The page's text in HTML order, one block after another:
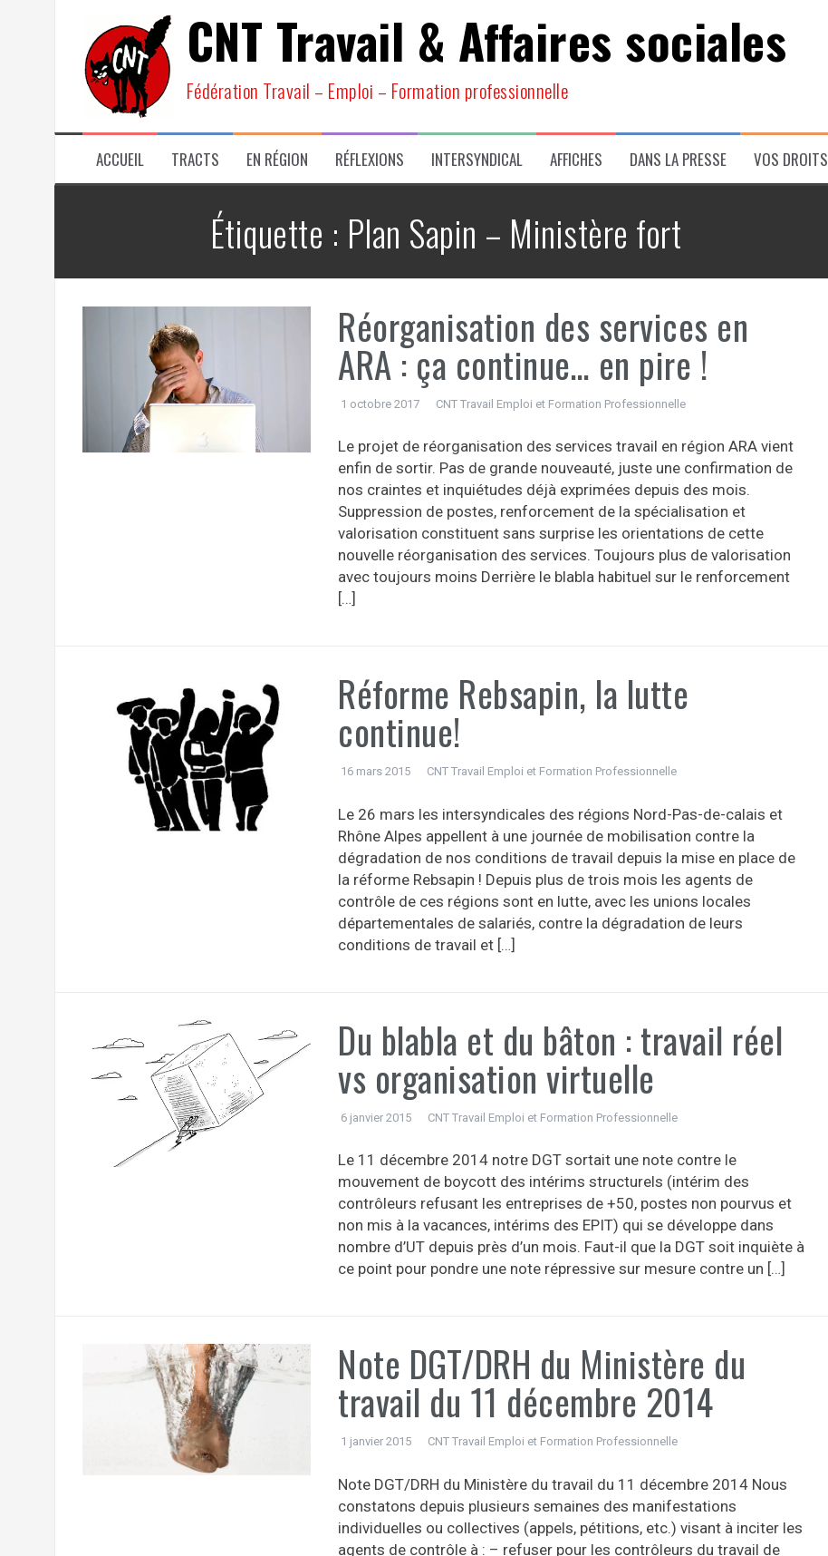
CNT Travail & Affaires sociales
Fédération Travail – Emploi – Formation professionnelle
ACCUEIL TRACTS EN RÉGION RÉFLEXIONS INTERSYNDICAL AFFICHES DANS LA PRESSE VOS DROITS
Étiquette : Plan Sapin – Ministère fort
Réorganisation des services en
ARA : ça continue… en pire !
1 octobre 2017 CNT Travail Emploi et Formation Professionnelle
Le projet de réorganisation des services travail en région ARA vient
enfin de sortir. Pas de grande nouveauté, juste une confirmation de
nos craintes et inquiétudes déjà exprimées depuis des mois.
Suppression de postes, renforcement de la spécialisation et
valorisation constituent sans surprise les orientations de cette
nouvelle réorganisation des services. Toujours plus de valorisation
avec toujours moins Derrière le blabla habituel sur le renforcement
[…]
Réforme Rebsapin, la lutte
continue!
16 mars 2015 CNT Travail Emploi et Formation Professionnelle
Le 26 mars les intersyndicales des régions Nord-Pas-de-calais et
Rhône Alpes appellent à une journée de mobilisation contre la
dégradation de nos conditions de travail depuis la mise en place de
la réforme Rebsapin ! Depuis plus de trois mois les agents de
contrôle de ces régions sont en lutte, avec les unions locales
départementales de salariés, contre la dégradation de leurs
conditions de travail et […]
Du blabla et du bâton : travail réel
vs organisation virtuelle
6 janvier 2015 CNT Travail Emploi et Formation Professionnelle
Le 11 décembre 2014 notre DGT sortait une note contre le
mouvement de boycott des intérims structurels (intérim des
contrôleurs refusant les entreprises de +50, postes non pourvus et
non mis à la vacances, intérims des EPIT) qui se développe dans
nombre d’UT depuis près d’un mois. Faut-il que la DGT soit inquiète à
ce point pour pondre une note répressive sur mesure contre un […]
Note DGT/DRH du Ministère du
travail du 11 décembre 2014
1 janvier 2015 CNT Travail Emploi et Formation Professionnelle
Note DGT/DRH du Ministère du travail du 11 décembre 2014 Nous
constatons depuis plusieurs semaines des manifestations
individuelles ou collectives (appels, pétitions, etc.) visant à inciter les
agents de contrôle à : – refuser pour les contrôleurs du travail de